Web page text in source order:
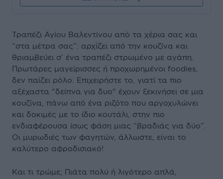
Τραπέζι Αγίου Βαλεντίνου από τα χέρια σας και
“στα μέτρα σας”: αρχίζει από την κουζίνα και
θριαμβεύει σ’ ένα τραπέζι στρωμένο με αγάπη.
Πρωτάρες μαγείρισσες ή προχωρημένοι foodies,
δεν παίζει ρόλο. Επιχειρήστε το, γιατί τα πιο
αξέχαστα "δείπνα για δυο" έχουν ξεκινήσει σε μια
κουζίνα, πάνω από ένα ριζότο που αργοχυλώνει
και δοκιμές με το ίδιο κουτάλι, στην πιο
ενδιαφέρουσα ίσως φάση μιας “βραδιάς για δύο”.
Oι μυρωδιές των φαγητών, άλλωστε, είναι το
καλύτερο αφροδισιακό!
Και τι τρώμε; Πιάτα πολύ ή λιγότερο απλά,